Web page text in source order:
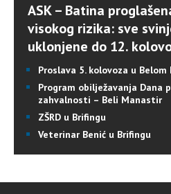
ASK – Batina
visokog rizika: sve
uklonjene do 12.
Proslava 5. kolovoza u
Program obilježavanja Dana
zahvalnosti – Beli Manastir
ZŠRD u Brifingu
Veterinar Benić u Brifingu